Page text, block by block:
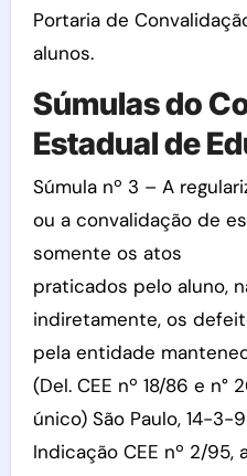
Portaria de
alunos.
Súmulas do
Estadual de
Súmula nº 3 – A
ou a convalidação de
somente os atos
praticados pelo aluno,
indiretamente, os
pela entidade
(Del. CEE nº 18/86 e n°
único) São Paulo, 14-3-
Indicação CEE nº 2/95,